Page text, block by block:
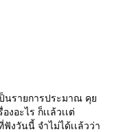
ป็นรายการประมาณ คุ
อะไร ก็เเล้วเเต่
ฟังวันนี้ จำไม่ได้เเล้วว่า